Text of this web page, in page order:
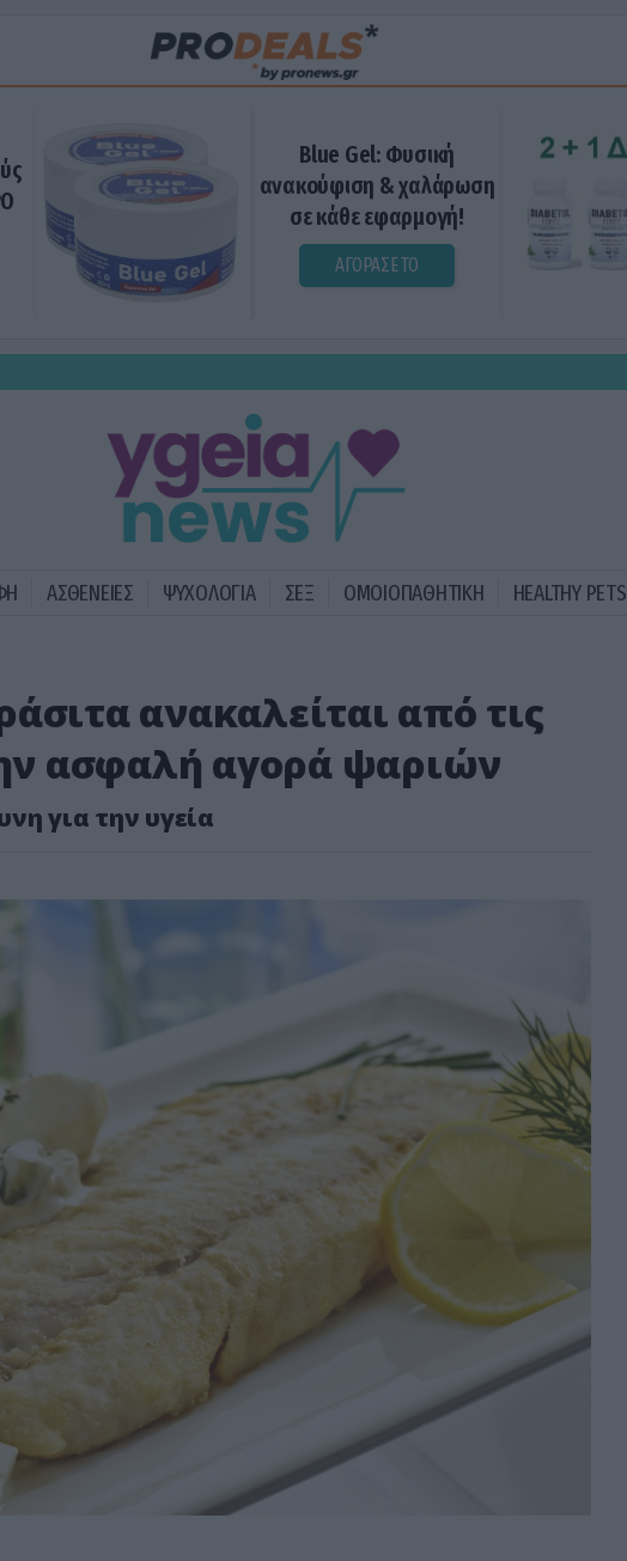
Blue Gel: Φυσική
ανακούφιση & χαλάρωση
σε κάθε εφαρμογή!
ΑΓΟΡΑΣΕ ΤΟ
ΑΣΘΕΝΕΙΕΣ ΨΥΧΟΛΟΓΙΑ ΣΕΞ ΟΜΟΙΟΠΑΘΗΤΙΚΗ HEALTHY PETS
ανακαλείται από τις
ασφαλή αγορά ψαριών
για την υγεία